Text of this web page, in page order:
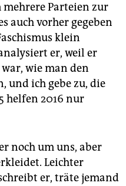
Parteien zur
auch vorher gegeben
klein
er, weil er
wie man den
und ich gebe zu, die
helfen 2016 nur
noch um uns, aber
Leichter
er, träte jemand